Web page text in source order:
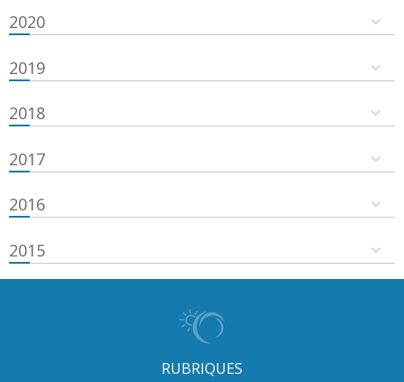
2020
2019
2018
2017
2016
2015
RUBRIQUES